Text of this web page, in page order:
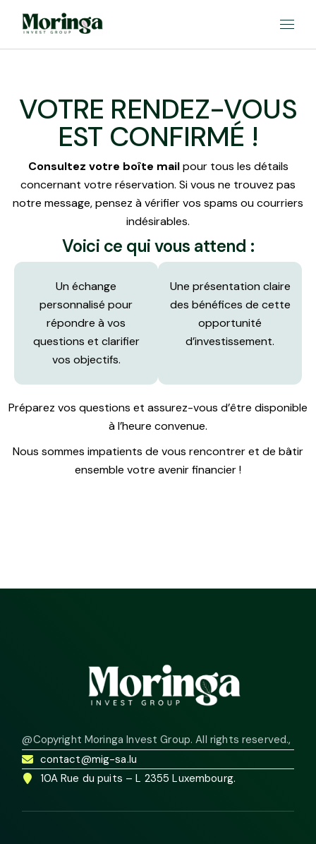
VOTRE RENDEZ-VOUS
EST CONFIRMÉ !
Consultez votre boîte mailpour tous les détails
concernant votre réservation. Si vous ne trouvez pas
notre message, pensez à vérifier vos spams ou courriers
indésirables.
Voici ce qui vous attend :
Un échange
personnalisé pour
répondre à vos
questions et clarifier
vos objectifs.
Une présentation claire
des bénéfices de cette
opportunité
d’investissement.
Préparez vos questions et assurez-vous d’être disponible
à l’heure convenue.
Nous sommes impatients de vous rencontrer et de bâtir
ensemble votre avenir financier !
@Copyright Moringa Invest Group. All rights reserved.,
contact@mig-sa.lu
10A Rue du puits – L 2355 Luxembourg.